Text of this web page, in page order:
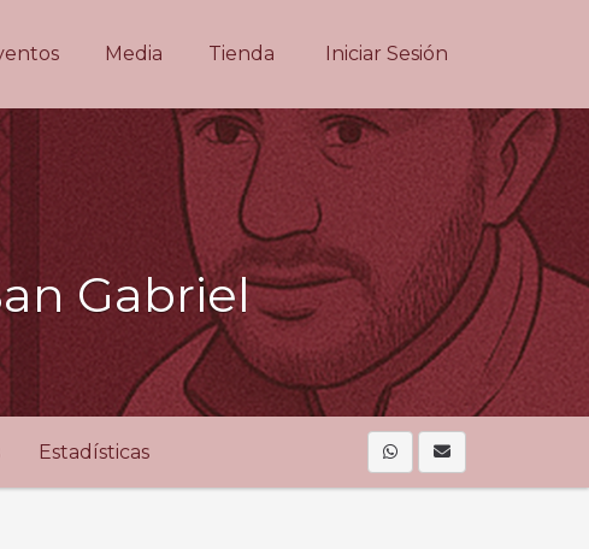
Media Tienda Iniciar Sesión
Gabriel
Estadísticas